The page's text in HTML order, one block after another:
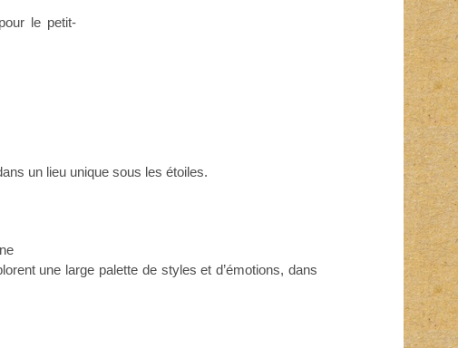
le petit-
un lieu unique sous les étoiles.
une large palette de styles et d’émotions, dans